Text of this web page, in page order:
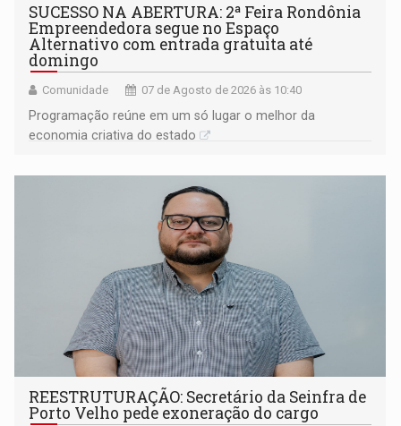
SUCESSO NA ABERTURA: 2ª Feira Rondônia
Empreendedora segue no Espaço
Alternativo com entrada gratuita até
domingo
Comunidade 07 de Agosto de 2026 às 10:40
Programação reúne em um só lugar o melhor da
economia criativa do estado
REESTRUTURAÇÃO: Secretário da Seinfra de
Porto Velho pede exoneração do cargo